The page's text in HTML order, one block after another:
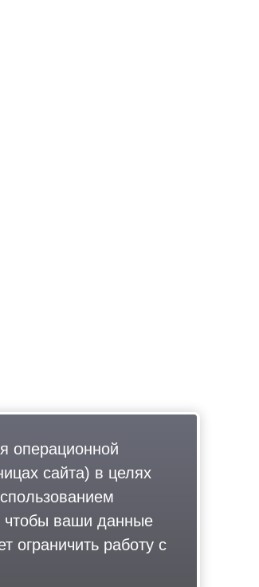
операционной
сайта) в целях
чтобы ваши данные
ограничить работу с